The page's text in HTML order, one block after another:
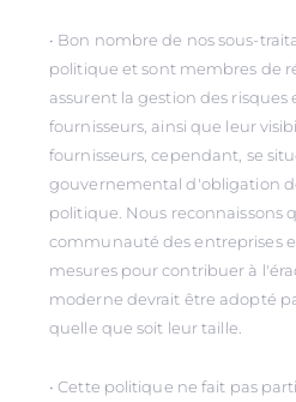
• Bon nombre de nos sous-
politique et sont membres de
assurent la gestion des
fournisseurs, ainsi que leur
fournisseurs, cependant, se
gouvernemental d'obligation
politique. Nous reconnaissons
communauté des entreprises
mesures pour contribuer à
moderne devrait être adopté
quelle que soit leur taille.
• Cette politique ne fait pas